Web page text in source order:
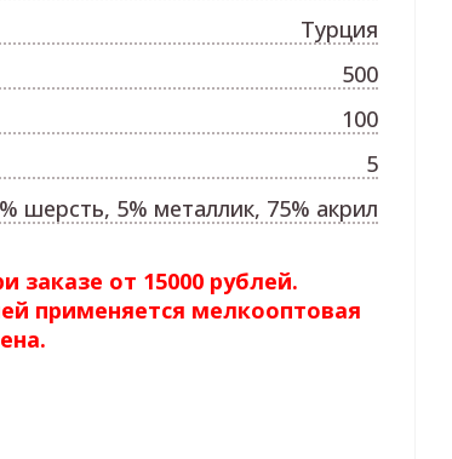
заказе от 15000 рублей.
применяется мелкооптовая
Турция
500
100
5
шерсть, 5% металлик, 75% акрил